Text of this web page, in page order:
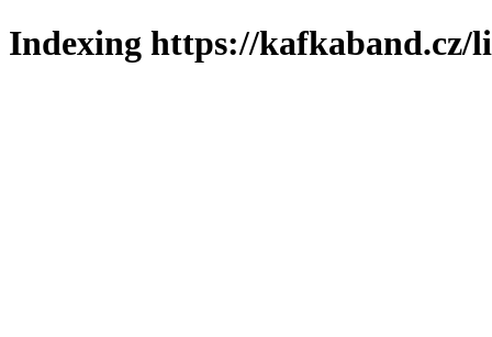
Indexing https://kafkaband.cz/